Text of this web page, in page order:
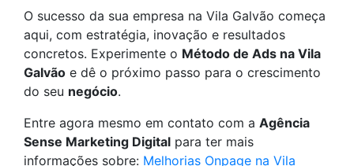
O sucesso da sua empresa na Vila Galvão começa
aqui, com estratégia, inovação e resultados
concretos. Experimente o Método de Ads na Vila
Galvão e dê o próximo passo para o crescimento
do seu negócio.
Entre agora mesmo em contato com a Agência
Sense Marketing Digital para ter mais
informações sobre: Melhorias Onpage na Vila